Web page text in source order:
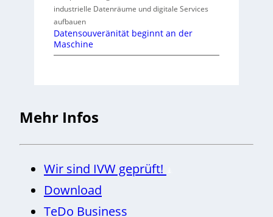
industrielle Datenräume und digitale Services
aufbauen
Datensouveränität beginnt an der
Maschine
Mehr Infos
Wir sind IVW geprüft!
Download
TeDo Business